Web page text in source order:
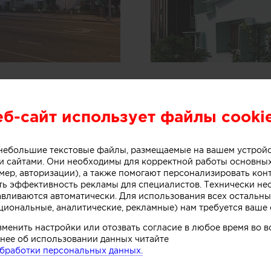
бюро Kevin Daly для крупного застройщика
потребностей семей,
В то же время этот жилой комплекс
Трехэтажная жилые здания связаны
парковка. Во дворе сохранены
жилых блока соединены многоуровневым
2-3-комнатные квартиры.
естественной вентиляции,
перегрев домов. Фасады, обращенные на
оконными коробками, защищающими
крыш собирается в подземной цистерне и
сайт использует файлы
текстовые файлы, размещаемые на вашем
сайтами. Они необходимы для корректной работы
авторизации), а также помогают персонализировать
эффективность рекламы для специалистов. Технически
автоматически. Для использования всех
аналитические, рекламные) нам требуется ваше
настройки или отозвать согласие в любое время во
об использовании данных читайте
персональных данных.